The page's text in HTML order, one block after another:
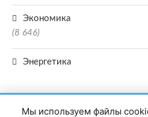
Экономика
(8 646)
Энергетика
Мы используем файлы